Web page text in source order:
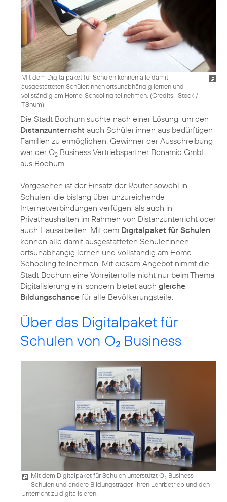
Mit dem Digitalpaket für Schulen können alle damit
ausgestatteten Schüler:innen ortsunabhängig lernen und
vollständig am Home-Schooling teilnehmen. (Credits: iStock /
TShum)
Die Stadt Bochum suchte nach einer Lösung, um den
Distanzunterricht auch Schüler:innen aus bedürftigen
Familien zu ermöglichen. Gewinner der Ausschreibung
war der O2 Business Vertriebspartner Bonamic GmbH
aus Bochum.
Vorgesehen ist der Einsatz der Router sowohl in
Schulen, die bislang über unzureichende
Internetverbindungen verfügen, als auch in
Privathaushalten im Rahmen von Distanzunterricht oder
auch Hausarbeiten. Mit dem Digitalpaket für Schulen
können alle damit ausgestatteten Schüler:innen
ortsunabhängig lernen und vollständig am Home-
Schooling teilnehmen. Mit diesem Angebot nimmt die
Stadt Bochum eine Vorreiterrolle nicht nur beim Thema
Digitalisierung ein, sondern bietet auch gleiche
Bildungschance
Über das Digitalpaket für
Schulen von O2 Business
Mit dem Digitalpaket für Schulen unterstützt O2 Business
Schulen und andere Bildungsträger, ihren Lehrbetrieb und den
Unterricht zu digitalisieren.